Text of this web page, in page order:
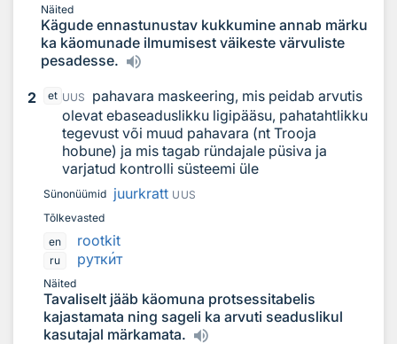
Näited
Kägude ennastunustav kukkumine annab märku
ka käomunade ilmumisest väikeste värvuliste
pesadesse.
2 et UUS
pahavara maskeering, mis peidab arvutis
olevat ebaseaduslikku ligipääsu, pahatahtlikku
tegevust või muud pahavara (nt Trooja
hobune) ja mis tagab ründajale püsiva ja
varjatud kontrolli süsteemi üle
Sünonüümid juurkratt UUS
Tõlkevasted
en
rootkit
ru руткит
Näited
Tavaliselt jääb käomuna protsessitabelis
kajastamata ning sageli ka arvuti seaduslikul
kasutajal märkamata.